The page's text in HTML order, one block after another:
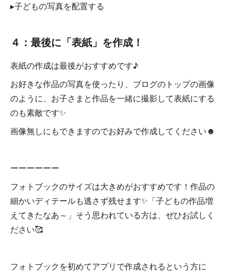
▸子どもの写真を配置する
４：最後に「表紙」を作成！
表紙の作成は最後がおすすめです♪
お好きな作品の写真を使ったり、ブログのトップの画像
のように、お子さまと作品を一緒に撮影して表紙にする
のも素敵です✨
画像無しにもできますのでお好みで作成してください☻
ーーーーーー
フォトブックのサイズは大きめがおすすめです！作品の
細かいディテールも逃さず残せます✨「子どもの作品増
えてきたなあ～」そう思われている方は、ぜひお試しく
ださい🥰
フォトブックを初めてアプリで作成されるという方に